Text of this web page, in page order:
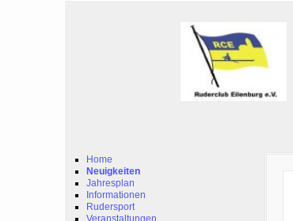
Home
Neuigkeiten
Jahresplan
Informationen
Rudersport
Veranstaltungen